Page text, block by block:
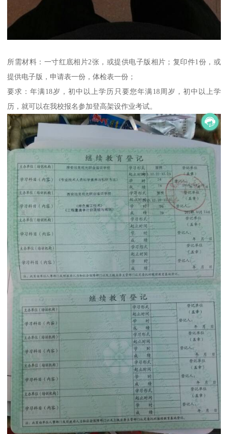
所需材料：一寸红底相片2张，或提供电子版相片；复印件1份，或
提供电子版，申请表一份，体检表一份；
要求：年满18岁，初中以上学历只要您年满18周岁，初中以上学
历，就可以在我校报名参加登高架设作业考试。